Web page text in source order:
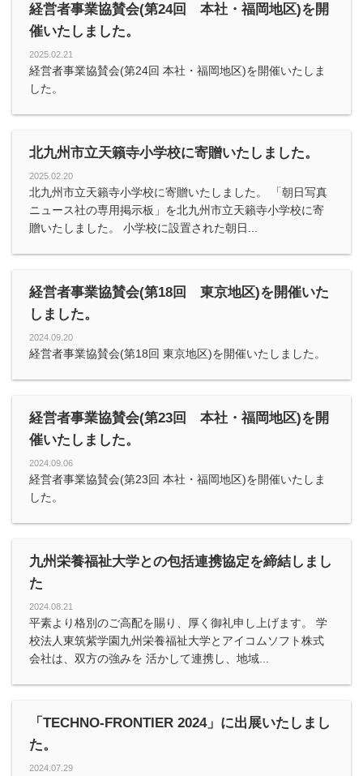
経営者事業協賛会(第24回 本社・福岡地区)を開
催いたしました。
2025.02.21
経営者事業協賛会(第24回 本社・福岡地区)を開催いたしま
した。
北九州市立天籟寺小学校に寄贈いたしました。
2025.02.20
北九州市立天籟寺小学校に寄贈いたしました。 「朝日写真
ニュース社の専用掲示板」を北九州市立天籟寺小学校に寄
贈いたしました。 小学校に設置された朝日...
経営者事業協賛会(第18回 東京地区)を開催いた
しました。
2024.09.20
経営者事業協賛会(第18回 東京地区)を開催いたしました。
経営者事業協賛会(第23回 本社・福岡地区)を開
催いたしました。
2024.09.06
経営者事業協賛会(第23回 本社・福岡地区)を開催いたしま
した。
九州栄養福祉大学との包括連携協定を締結しまし
た
2024.08.21
平素より格別のご高配を賜り、厚く御礼申し上げます。 学
校法人東筑紫学園九州栄養福祉大学とアイコムソフト株式
会社は、双方の強みを 活かして連携し、地域...
「TECHNO-FRONTIER 2024」に出展いたしまし
た。
2024.07.29